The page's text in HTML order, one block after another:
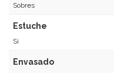
Sobres
Estuche
Sí
Envasado